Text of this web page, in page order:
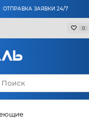
ОТПРАВКА ЗАЯВКИ 24/7
0